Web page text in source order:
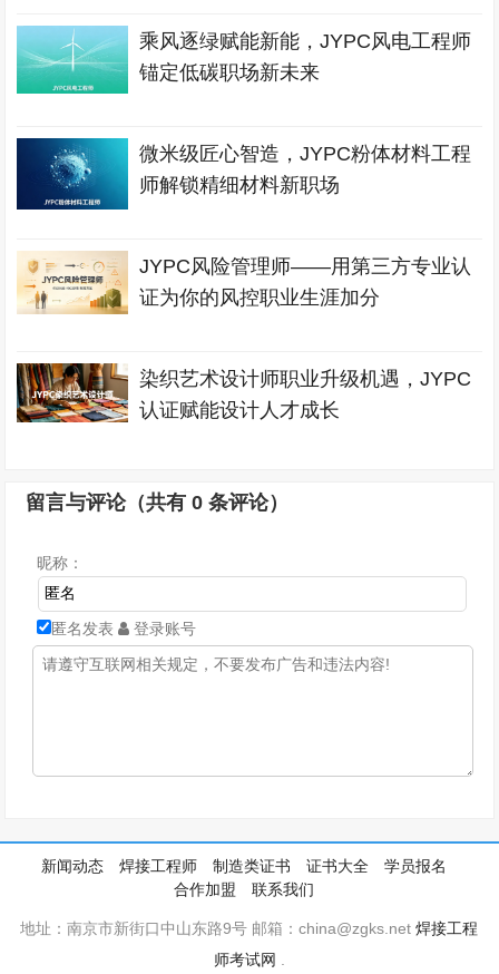
乘风逐绿赋能新能，JYPC风电工程师
锚定低碳职场新未来
微米级匠心智造，JYPC粉体材料工程
师解锁精细材料新职场
JYPC风险管理师——用第三方专业认
证为你的风控职业生涯加分
染织艺术设计师职业升级机遇，JYPC
认证赋能设计人才成长
留言与评论（共有0 条评论）
昵称：
匿名发表 登录账号
新闻动态 焊接工程师 制造类证书 证书大全
学员报名
合作加盟
联系我们
地址：南京市新街口中山东路9号 邮箱：china@zgks.net焊接工程
师考试网